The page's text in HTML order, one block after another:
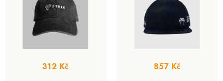
312 Kč 857 Kč